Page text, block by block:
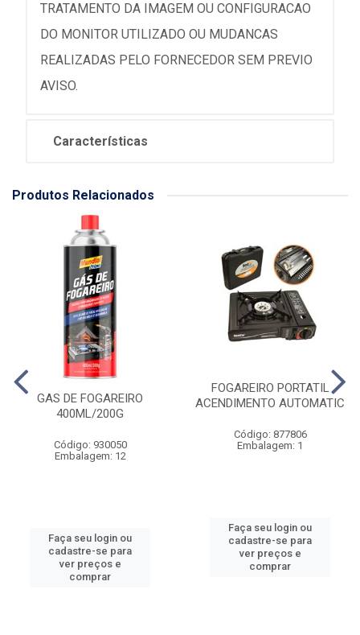
TRATAMENTO DA IMAGEM OU CONFIGURACAO
DO MONITOR UTILIZADO OU MUDANCAS
REALIZADAS PELO FORNECEDOR SEM PREVIO
AVISO.
Características
Produtos Relacionados
GAS DE FOGAREIRO
400ML/200G
Código: 930050
Embalagem: 12
Faça seu login ou
cadastre-se para
ver preços e
comprar
FOGAREIRO PORTATIL
ACENDIMENTO AUTOMATIC
Código: 877806
Embalagem: 1
Faça seu login ou
cadastre-se para
ver preços e
comprar